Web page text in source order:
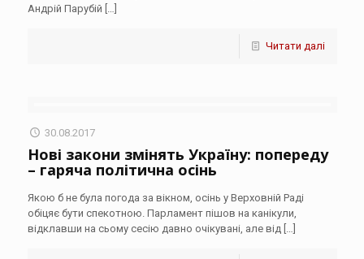
Андрій Парубій […]
Читати далі
30.08.2017
Нові закони змінять Україну: попереду
– гаряча політична осінь
Якою б не була погода за вікном, осінь у Верховній Раді
обіцяє бути спекотною. Парламент пішов на канікули,
відклавши на сьому сесію давно очікувані, але від […]